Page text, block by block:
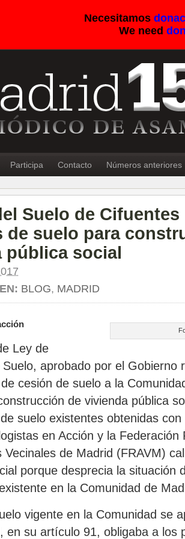
Necesitamos
We need
Participa Contacto Números anteriores
Suelo de
de suelo para
pública social
BLOG, MADRID
Ley de
aprobado por el Gobierno
de cesión de suelo a la
de vivienda pública
suelo existentes obtenidas
en Acción y la Federación
Vecinales de Madrid (FRAVM)
porque desprecia la situación
en la Comunidad de
vigente en la Comunidad se
en su artículo 91, obligaba a los